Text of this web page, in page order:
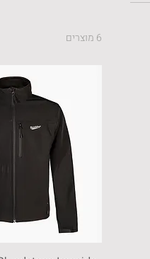
6 מוצרים